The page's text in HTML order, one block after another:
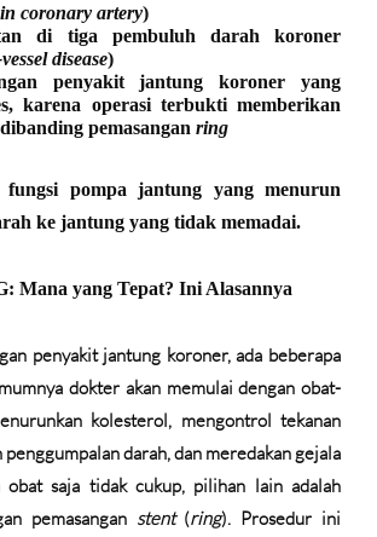
coronary artery)
di tiga pembuluh darah koroner
disease)
penyakit jantung koroner yang
karena operasi terbukti memberikan
pemasangan ring
fungsi pompa jantung yang menurun
ke jantung yang tidak memadai.
Mana yang Tepat? Ini Alasannya
penyakit jantung koroner, ada beberapa
dokter akan memulai dengan obat-
kolesterol, mengontrol tekanan
penggumpalan darah, dan meredakan gejala
obat saja tidak cukup, pilihan lain adalah
pemasangan stent(ring). Prosedur ini